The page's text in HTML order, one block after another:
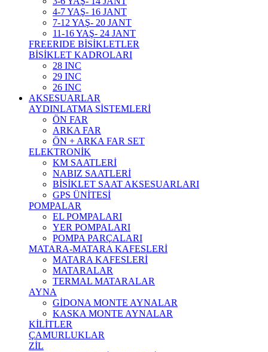
4-7 YAŞ- 16 JANT
7-12 YAŞ- 20 JANT
11-16 YAŞ- 24 JANT
FREERIDE BİSİKLETLER
BİSİKLET KADROLARI
28 INC
29 INC
26 INC
AKSESUARLAR
AYDINLATMA SİSTEMLERİ
ÖN FAR
ARKA FAR
ÖN + ARKA FAR SET
ELEKTRONİK
KM SAATLERİ
NABIZ SAATLERİ
BİSİKLET SAAT AKSESUARLARI
GPS ÜNİTESİ
POMPALAR
EL POMPALARI
YER POMPALARI
POMPA PARÇALARI
MATARA-MATARA KAFESLERİ
MATARA KAFESLERİ
MATARALAR
TERMAL MATARALAR
AYNA
GİDONA MONTE AYNALAR
KASKA MONTE AYNALAR
KİLİTLER
ÇAMURLUKLAR
ZİL